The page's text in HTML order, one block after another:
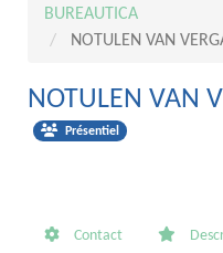
BUREAUTICA
NOTULEN VAN
NOTULEN VAN
Présentiel
Contact